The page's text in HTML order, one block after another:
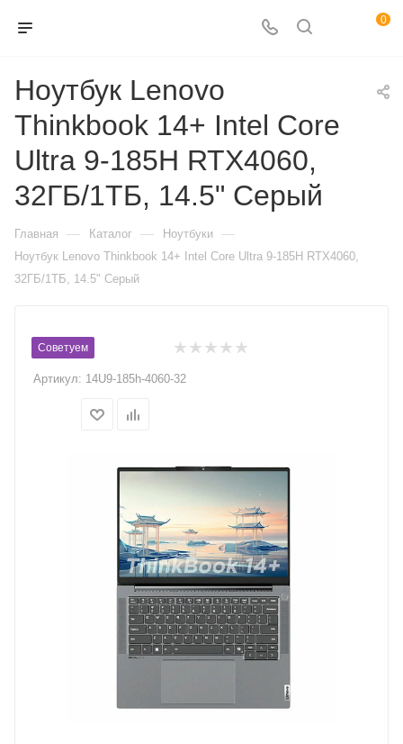
0
Ноутбук Lenovo
Thinkbook 14+ Intel Core
Ultra 9-185H RTX4060,
32ГБ/1ТБ, 14.5" Серый
Главная — Каталог — Ноутбуки —
Ноутбук Lenovo Thinkbook 14+ Intel Core Ultra 9-185H RTX4060,
32ГБ/1ТБ, 14.5" Серый
Советуем
Артикул: 14U9-185h-4060-32